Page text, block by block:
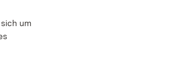
um